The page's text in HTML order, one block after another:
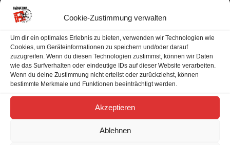
Cookie-Zustimmung verwalten
Um dir ein optimales Erlebnis zu bieten, verwenden wir Technologien wie
Cookies, um Geräteinformationen zu speichern und/oder darauf
zuzugreifen. Wenn du diesen Technologien zustimmst, können wir Daten
wie das Surfverhalten oder eindeutige IDs auf dieser Website verarbeiten.
Wenn du deine Zustimmung nicht erteilst oder zurückziehst, können
bestimmte Merkmale und Funktionen beeinträchtigt werden.
Akzeptieren
Ablehnen
Alle Veranstaltungen
Veranstaltungskalender
27 28 29 30 31 1 2